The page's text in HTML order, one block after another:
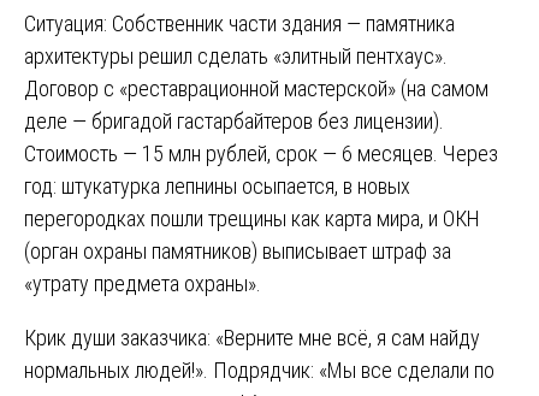
Ситуация: Собственник части здания — памятника
архитектуры решил сделать «элитный пентхаус».
Договор с «реставрационной мастерской» (на самом
деле — бригадой гастарбайтеров без лицензии).
Стоимость — 15 млн рублей, срок — 6 месяцев. Через
год: штукатурка лепнины осыпается, в новых
перегородках пошли трещины как карта мира, и ОКН
(орган охраны памятников) выписывает штраф за
«утрату предмета охраны».
Крик души заказчика: «Верните мне всё, я сам найду
нормальных людей!». Подрядчик: «Мы все сделали по